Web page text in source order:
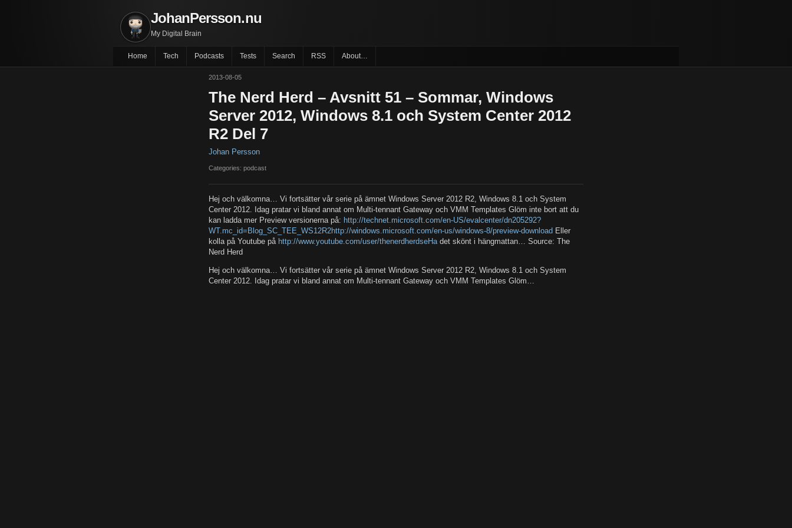
JohanPersson.nu
My Digital Brain
Home Tech Podcasts Tests Search RSS About…
2013-08-05
The Nerd Herd – Avsnitt 51 – Sommar, Windows
Server 2012, Windows 8.1 och System Center 2012
R2 Del 7
Johan Persson
Categories: podcast
Hej och välkomna… Vi fortsätter vår serie på ämnet Windows Server 2012 R2, Windows 8.1 och System
Center 2012. Idag pratar vi bland annat om Multi-tennant Gateway och VMM Templates Glöm inte bort att du
kan ladda mer Preview versionerna på: http://technet.microsoft.com/en-US/evalcenter/dn205292?
WT.mc_id=Blog_SC_TEE_WS12R2http://windows.microsoft.com/en-us/windows-8/preview-download Eller
kolla på Youtube på http://www.youtube.com/user/thenerdherdseHadet skönt i hängmattan… Source: The
Nerd Herd
Hej och välkomna… Vi fortsätter vår serie på ämnet Windows Server 2012 R2, Windows 8.1 och System
Center 2012. Idag pratar vi bland annat om Multi-tennant Gateway och VMM Templates Glöm…